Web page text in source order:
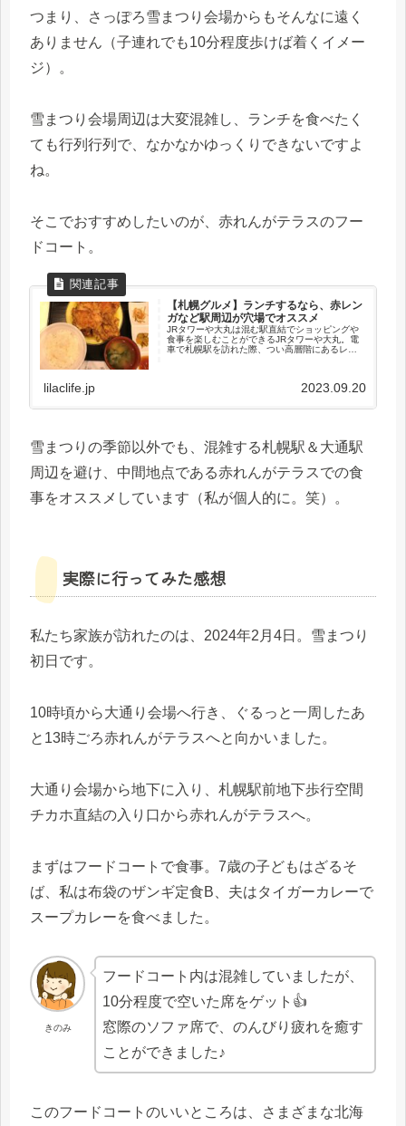
つまり、さっぽろ雪まつり会場からもそんなに遠く
ありません（子連れでも10分程度歩けば着くイメー
ジ）。
雪まつり会場周辺は大変混雑し、ランチを食べたく
ても行列行列で、なかなかゆっくりできないですよ
ね。
そこでおすすめしたいのが、赤れんがテラスのフー
ドコート。
【札幌グルメ】ランチするなら、赤レン
ガなど駅周辺が穴場でオススメ
JRタワーや大丸は混む駅直結でショッピングや
食事を楽しむことができるJRタワーや大丸。電
車で札幌駅を訪れた際、つい高層階にあるレス
lilaclife.jp 2023.09.20
雪まつりの季節以外でも、混雑する札幌駅＆大通駅
周辺を避け、中間地点である赤れんがテラスでの食
事をオススメしています（私が個人的に。笑）。
実際に行ってみた感想
私たち家族が訪れたのは、2024年2月4日。雪まつり
初日です。
10時頃から大通り会場へ行き、ぐるっと一周したあ
と13時ごろ赤れんがテラスへと向かいました。
大通り会場から地下に入り、札幌駅前地下歩行空間
チカホ直結の入り口から赤れんがテラスへ。
まずはフードコートで食事。7歳の子どもはざるそ
ば、私は布袋のザンギ定食B、夫はタイガーカレーで
スープカレーを食べました。
きのみ
フードコート内は混雑していましたが、
10分程度で空いた席をゲット👍
窓際のソファ席で、のんびり疲れを癒す
ことができました♪
このフードコートのいいところは、さまざまな北海